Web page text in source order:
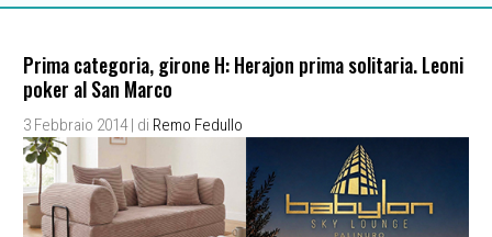
Prima categoria, girone H: Herajon prima solitaria. Leoni
poker al San Marco
3 Febbraio 2014 | di Remo Fedullo